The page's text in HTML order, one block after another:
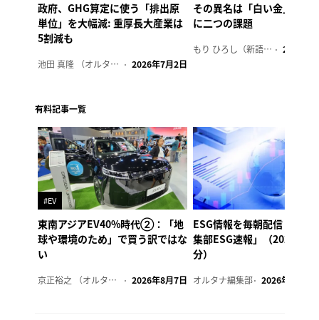
政府、GHG算定に使う「排出原
単位」を大幅減: 重厚長大産業は
5割減も
池田 真隆 （オルタナ輪番編集長） 2026年7月2日
その異名は「白い金」、リ
に二つの課題
もり ひろし（新語ウォッチャー） 2023年7
有料記事一覧
#EV
東南アジアEV40%時代②：「地
球や環境のため」で買う訳ではな
い
京正裕之 （オルタナ副編集長） 2026年8月7日
ESG情報を毎朝配信「オル
集部ESG速報」（2026年8
分）
オルタナ編集部 2026年8月7日